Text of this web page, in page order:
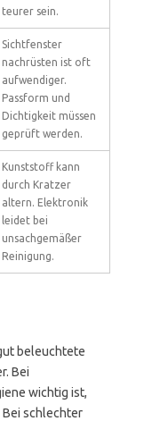
teurer sein.
Sichtfenster
nachrüsten ist oft
aufwendiger.
Passform und
Dichtigkeit müssen
geprüft werden.
Kunststoff kann
durch Kratzer
altern. Elektronik
leidet bei
unsachgemäßer
Reinigung.
beleuchtete
Bei
wichtig ist,
Bei schlechter